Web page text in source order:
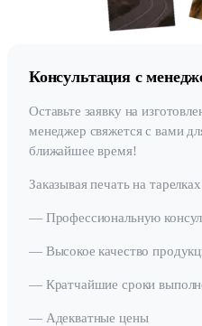
Консультация с
Оставьте заявку на
менеджер свяжется с вами
ближайшее время!
Заказывая печать на
— Профессиональную
— Высокое качество
— Кратчайшие сроки
— Адекватные цены